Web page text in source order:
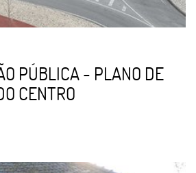
PÚBLICA - PLANO DE
CENTRO